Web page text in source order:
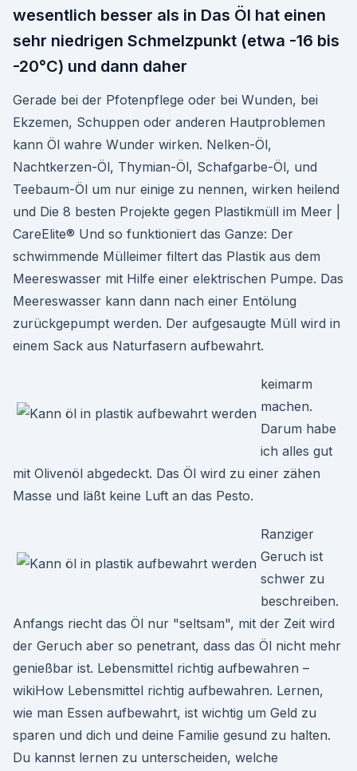
wesentlich besser als in Das Öl hat einen
sehr niedrigen Schmelzpunkt (etwa -16 bis
-20°C) und dann daher
Gerade bei der Pfotenpflege oder bei Wunden, bei
Ekzemen, Schuppen oder anderen Hautproblemen
kann Öl wahre Wunder wirken. Nelken-Öl,
Nachtkerzen-Öl, Thymian-Öl, Schafgarbe-Öl, und
Teebaum-Öl um nur einige zu nennen, wirken heilend
und Die 8 besten Projekte gegen Plastikmüll im Meer |
CareElite® Und so funktioniert das Ganze: Der
schwimmende Mülleimer filtert das Plastik aus dem
Meereswasser mit Hilfe einer elektrischen Pumpe. Das
Meereswasser kann dann nach einer Entölung
zurückgepumpt werden. Der aufgesaugte Müll wird in
einem Sack aus Naturfasern aufbewahrt.
keimarm
machen.
Darum habe
ich alles gut
mit Olivenöl abgedeckt. Das Öl wird zu einer zähen
Masse und läßt keine Luft an das Pesto.
Ranziger
Geruch ist
schwer zu
beschreiben.
Anfangs riecht das Öl nur "seltsam", mit der Zeit wird
der Geruch aber so penetrant, dass das Öl nicht mehr
genießbar ist. Lebensmittel richtig aufbewahren –
wikiHow Lebensmittel richtig aufbewahren. Lernen,
wie man Essen aufbewahrt, ist wichtig um Geld zu
sparen und dich und deine Familie gesund zu halten.
Du kannst lernen zu unterscheiden, welche